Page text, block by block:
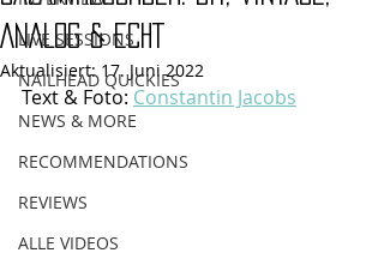
LIVE SESSIONS
NAILHEAD QUICKIES
NEWS & MORE
RECOMMENDATIONS
REVIEWS
ALLE VIDEOS
ANALOG & ECHT
Aktualisiert:17. Juni 2022
Text & Foto: Constantin Jacobs